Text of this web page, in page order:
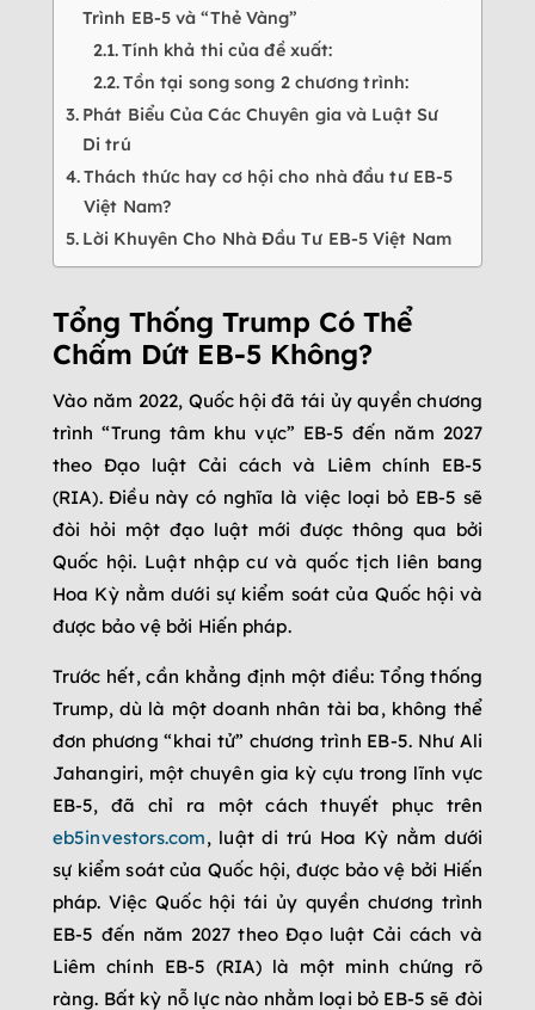
Trình EB-5 và “Thẻ Vàng”
Tính khả thi của đề xuất:
Tồn tại song song 2 chương trình:
Phát Biểu Của Các Chuyên gia và Luật Sư
Di trú
Thách thức hay cơ hội cho nhà đầu tư EB-5
Việt Nam?
Lời Khuyên Cho Nhà Đầu Tư EB-5 Việt Nam
Tổng Thống Trump Có Thể
Chấm Dứt EB-5 Không?
Vào năm 2022, Quốc hội đã tái ủy quyền chương
trình “Trung tâm khu vực” EB-5 đến năm 2027
theo Đạo luật Cải cách và Liêm chính EB-5
(RIA). Điều này có nghĩa là việc loại bỏ EB-5 sẽ
đòi hỏi một đạo luật mới được thông qua bởi
Quốc hội. Luật nhập cư và quốc tịch liên bang
Hoa Kỳ nằm dưới sự kiểm soát của Quốc hội và
được bảo vệ bởi Hiến pháp.
Trước hết, cần khẳng định một điều: Tổng thống
Trump, dù là một doanh nhân tài ba, không thể
đơn phương “khai tử” chương trình EB-5. Như Ali
Jahangiri, một chuyên gia kỳ cựu trong lĩnh vực
EB-5, đã chỉ ra một cách thuyết phục trên
eb5investors.com, luật di trú Hoa Kỳ nằm dưới
sự kiểm soát của Quốc hội, được bảo vệ bởi Hiến
pháp. Việc Quốc hội tái ủy quyền chương trình
EB-5 đến năm 2027 theo Đạo luật Cải cách và
Liêm chính EB-5 (RIA) là một minh chứng rõ
ràng. Bất kỳ nỗ lực nào nhằm loại bỏ EB-5 sẽ đòi